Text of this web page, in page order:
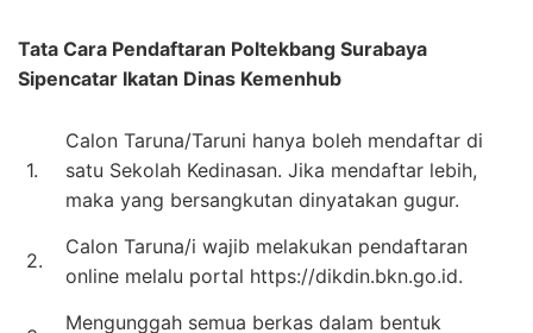
Tata Cara Pendaftaran Poltekbang Surabaya
Sipencatar Ikatan Dinas Kemenhub
1.
Calon Taruna/Taruni hanya boleh mendaftar di
satu Sekolah Kedinasan. Jika mendaftar lebih,
maka yang bersangkutan dinyatakan gugur.
2.
Calon Taruna/i wajib melakukan pendaftaran
online melalu portal https://dikdin.bkn.go.id.
Mengunggah semua berkas dalam bentuk